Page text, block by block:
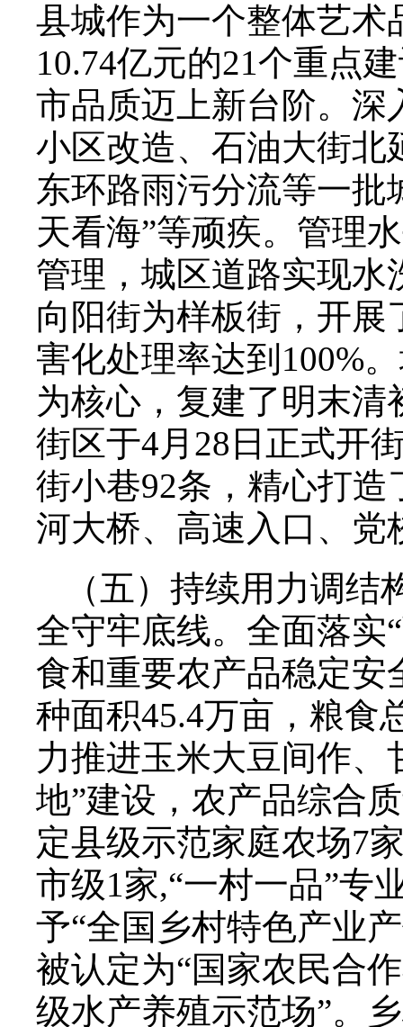
县城作为一个整体艺术
10.74亿元的21个重点
市品质迈上新台阶。深
小区改造、石油大街北
东环路雨污分流等一批
天看海”等顽疾。管理
管理，城区道路实现水
向阳街为样板街，开展
害化处理率达到100%
为核心，复建了明末清
街区于4月28日正式开
街小巷92条，精心打
河大桥、高速入口、党
（五）持续用力调
全守牢底线。全面落实
食和重要农产品稳定安
种面积45.4万亩，粮食
力推进玉米大豆间作、
地”建设，农产品综合
定县级示范家庭农场7
市级1家,“一村一品”专
予“全国乡村特色产业
被认定为“国家农民合
级水产养殖示范场”。